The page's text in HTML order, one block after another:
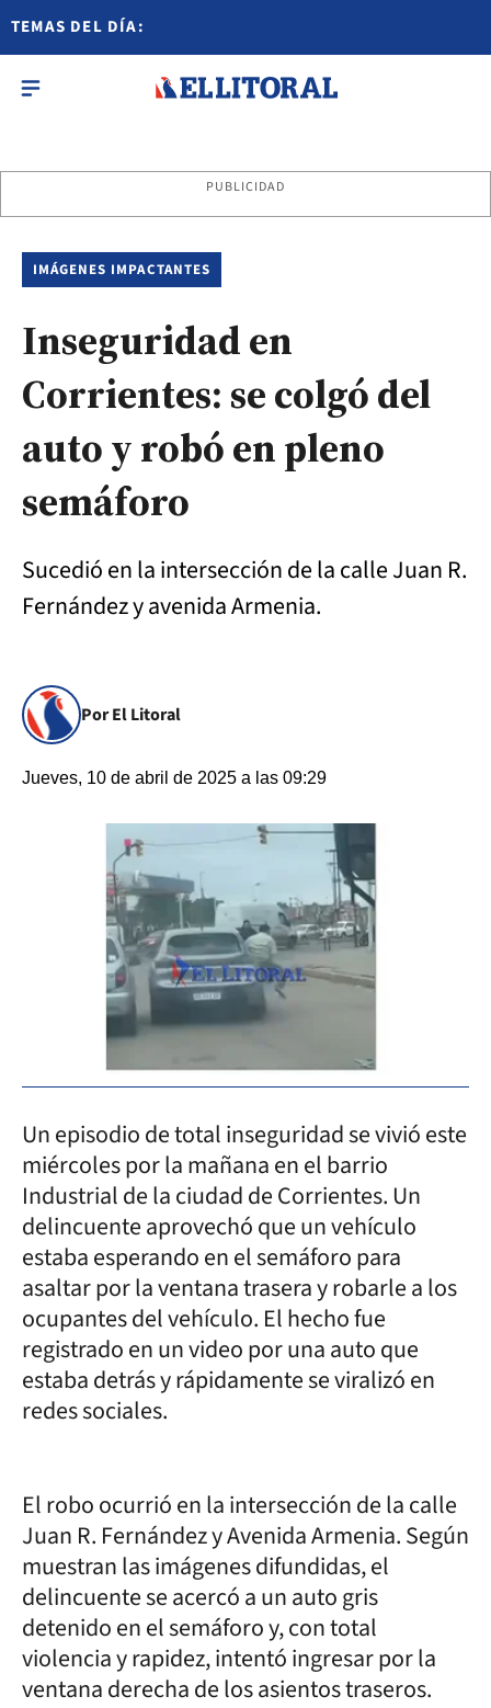
TEMAS DEL DÍA:
PUBLICIDAD
IMÁGENES IMPACTANTES
Inseguridad en
Corrientes: se colgó del
auto y robó en pleno
semáforo
Sucedió en la intersección de la calle Juan R.
Fernández y avenida Armenia.
Por El Litoral
Jueves, 10 de abril de 2025 a las 09:29
Un episodio de total inseguridad se vivió este
miércoles por la mañana en el barrio
Industrial de la ciudad de Corrientes. Un
delincuente aprovechó que un vehículo
estaba esperando en el semáforo para
asaltar por la ventana trasera y robarle a los
ocupantes del vehículo. El hecho fue
registrado en un video por una auto que
estaba detrás y rápidamente se viralizó en
redes sociales.
El robo ocurrió en la intersección de la calle
Juan R. Fernández y Avenida Armenia. Según
muestran las imágenes difundidas, el
delincuente se acercó a un auto gris
detenido en el semáforo y, con total
violencia y rapidez, intentó ingresar por la
ventana derecha de los asientos traseros.